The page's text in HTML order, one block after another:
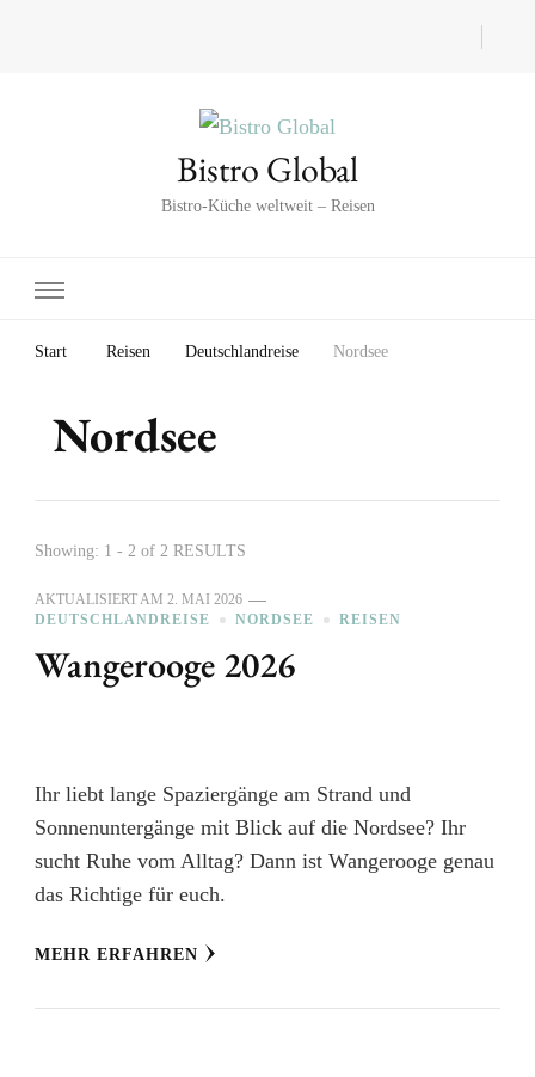
Bistro Global
Bistro-Küche weltweit – Reisen
Start Reisen Deutschlandreise Nordsee
Nordsee
Showing: 1 - 2 of 2 RESULTS
AKTUALISIERT AM 2. MAI 2026
DEUTSCHLANDREISE
NORDSEE REISEN
Wangerooge 2026
Ihr liebt lange Spaziergänge am Strand und
Sonnenuntergänge mit Blick auf die Nordsee? Ihr
sucht Ruhe vom Alltag? Dann ist Wangerooge genau
das Richtige für euch.
MEHR ERFAHREN